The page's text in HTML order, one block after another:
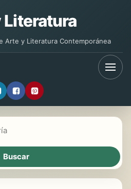
Literatura
Arte y Literatura Contemporánea